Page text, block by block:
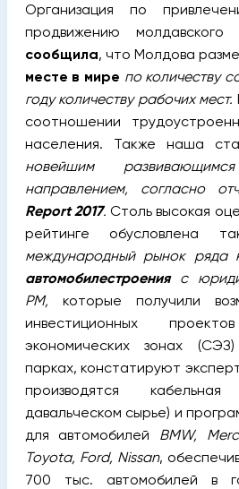
Организация по
продвижению
сообщила, что Молдова
месте в мире по количеству
году количеству рабочих мест.
соотношении
населения. Также наша
новейшим
направлением, согласно
Report 2017. Столь высокая
рейтинге обусловлена
международный рынок ряда
автомобилестроенияс
РМ, которые получили
инвестиционных
экономических зонах
парках, констатируют
производятся
давальческом сырье) и
для автомобилей BMW,
Toyota, Ford, Nissan,
700 тыс. автомобилей в